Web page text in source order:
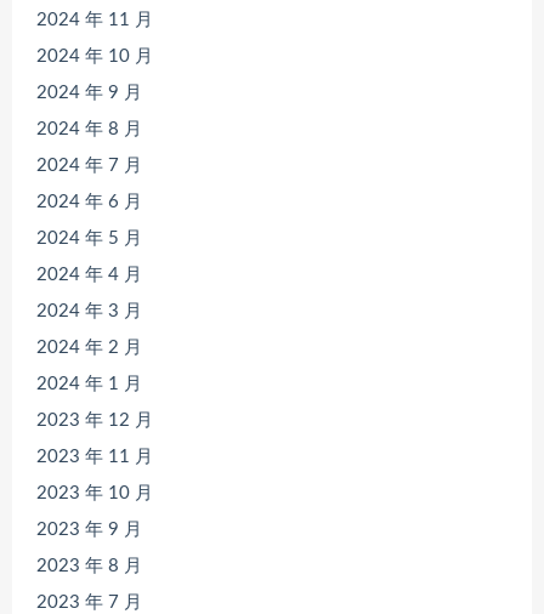
2024 年 11 月
2024 年 10 月
2024 年 9 月
2024 年 8 月
2024 年 7 月
2024 年 6 月
2024 年 5 月
2024 年 4 月
2024 年 3 月
2024 年 2 月
2024 年 1 月
2023 年 12 月
2023 年 11 月
2023 年 10 月
2023 年 9 月
2023 年 8 月
2023 年 7 月